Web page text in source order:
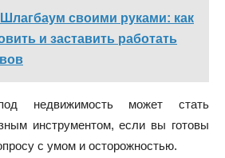
Шлагбаум своими руками: как
и заставить работать
недвижимость может стать
инструментом, если вы готовы
с умом и осторожностью.